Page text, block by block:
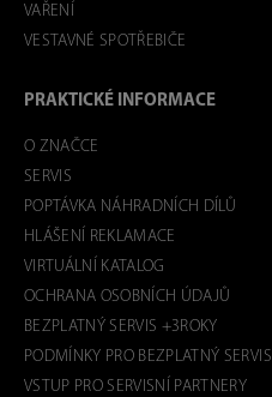
VAŘENÍ
VESTAVNÉ SPOTŘEBIČE
PRAKTICKÉ INFORMACE
O ZNAČCE
SERVIS
POPTÁVKA NÁHRADNÍCH DÍLŮ
HLÁŠENÍ REKLAMACE
VIRTUÁLNÍ KATALOG
OCHRANA OSOBNÍCH ÚDAJŮ
BEZPLATNÝ SERVIS +3ROKY
PODMÍNKY PRO BEZPLATNÝ SERVIS
VSTUP PRO SERVISNÍ PARTNERY